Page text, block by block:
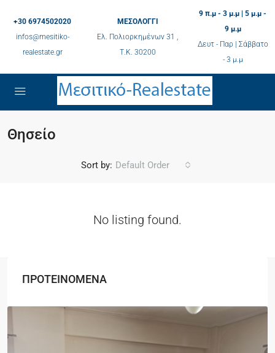
+30 6974502020
infos@mesitiko-
realestate.gr
ΜΕΣΟΛΟΓΓΙ
Ελ. Πολιορκημένων 31 ,
Τ.K. 30200
9 π.μ - 3 μ.μ | 5 μ.μ -
9 μ.μ
Δευτ - Παρ | Σάββατο
- 3 μ.μ
Θησείο
Sort by: Default Order
No listing found.
ΠΡΟΤΕΙΝΟΜΕΝΑ